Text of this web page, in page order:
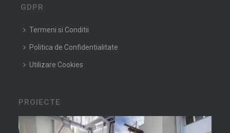
GDPR
Termeni si Conditii
Politica de Confidentialitate
Utilizare Cookies
PROIECTE